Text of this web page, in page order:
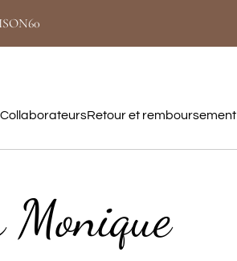
CollaborateursRetour et remboursement
Monique